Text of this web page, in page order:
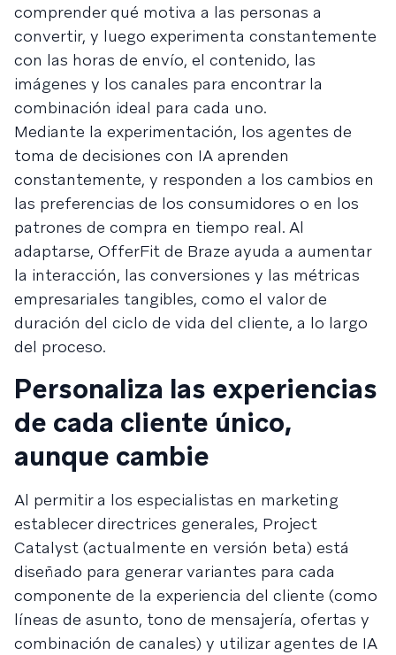
comprender qué motiva a las personas a
convertir, y luego experimenta constantemente
con las horas de envío, el contenido, las
imágenes y los canales para encontrar la
combinación ideal para cada uno.
Mediante la experimentación, los agentes de
toma de decisiones con IA aprenden
constantemente, y responden a los cambios en
las preferencias de los consumidores o en los
patrones de compra en tiempo real. Al
adaptarse, OfferFit de Braze ayuda a aumentar
la interacción, las conversiones y las métricas
empresariales tangibles, como el valor de
duración del ciclo de vida del cliente, a lo largo
del proceso.
Personaliza las experiencias
de cada cliente único,
aunque cambie
Al permitir a los especialistas en marketing
establecer directrices generales, Project
Catalyst (actualmente en versión beta) está
diseñado para generar variantes para cada
componente de la experiencia del cliente (como
líneas de asunto, tono de mensajería, ofertas y
combinación de canales) y utilizar agentes de IA